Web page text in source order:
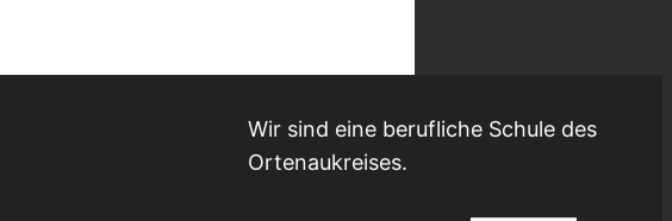
Wir sind eine berufliche Schule des
Ortenaukreises.